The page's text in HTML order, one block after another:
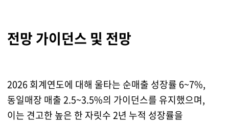
전망 가이던스 및 전망
2026 회계연도에 대해 울타는 순매출 성장률 6~7%,
동일매장 매출 2.5~3.5%의 가이던스를 유지했으며,
이는 견고한 높은 한 자릿수 2년 누적 성장률을